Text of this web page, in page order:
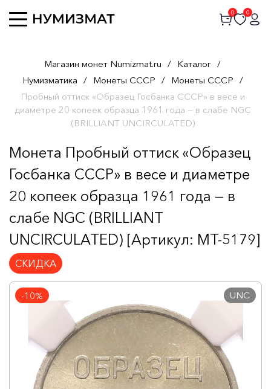
0 0
Магазин монет Numizmat.ru / Каталог /
Нумизматика / Монеты СССР / Монеты СССР /
Пробный оттиск «Образец Госбанка СССР» в весе и
диаметре 20 копеек образца 1961 года — в слабе NGC
(BRILLIANT UNCIRCULATED)
Монета Пробный оттиск «Образец
Госбанка СССР» в весе и диаметре
20 копеек образца 1961 года — в
слабе NGC (BRILLIANT
UNCIRCULATED) [Артикул: MT-5179]
СКИДКА
-10% UNC